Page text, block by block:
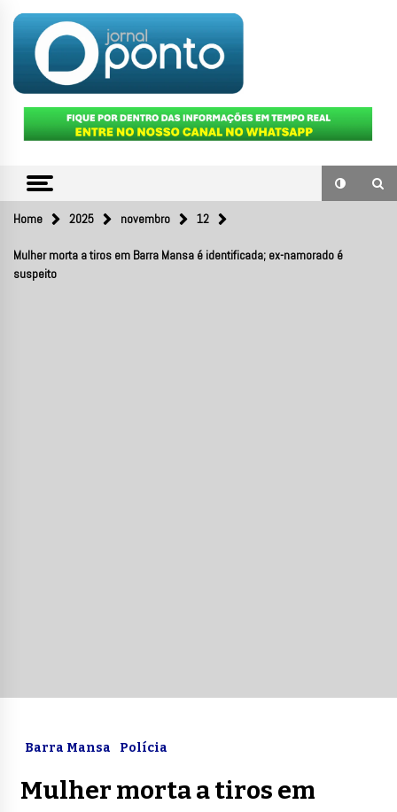
content
JORNAL
PONTO
Home 2025 novembro 12
Mulher morta a tiros em Barra Mansa é identificada; ex-namorado é
suspeito
Barra Mansa Polícia
Mulher morta a tiros em